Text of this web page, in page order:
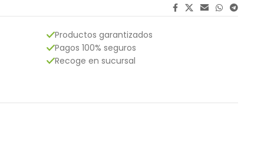
Productos garantizados
Pagos 100% seguros
Recoge en sucursal